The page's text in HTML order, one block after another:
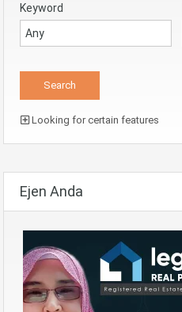
Keyword
Looking for certain features
Ejen Anda